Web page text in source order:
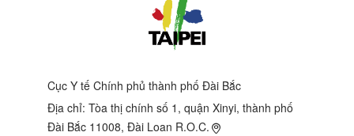
Cục Y tế Chính phủ thành phố Đài Bắc
Địa chỉ: Tòa thị chính số 1, quận Xinyi, thành phố
Đài Bắc 11008, Đài Loan R.O.C.